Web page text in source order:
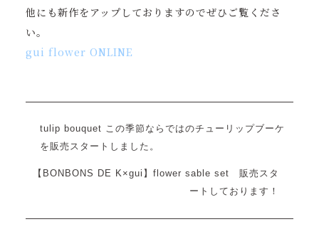
他にも新作をアップしておりますのでぜひご覧くださ
い。
gui flower ONLINE
tulip bouquet この季節ならではのチューリップブーケ
を販売スタートしました。
【BONBONS DE K×gui】flower sable set 販売スタ
ートしております！